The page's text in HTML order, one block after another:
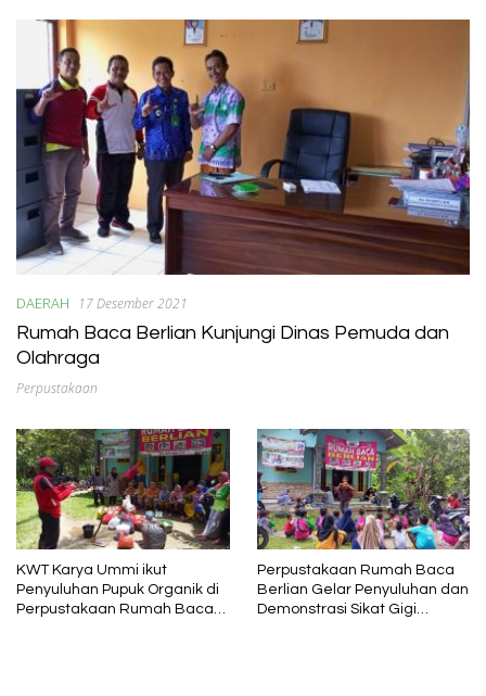
DAERAH 17 Desember 2021
Rumah Baca Berlian Kunjungi Dinas Pemuda dan
Olahraga
Perpustakaan
KWT Karya Ummi ikut
Penyuluhan Pupuk Organik di
Perpustakaan Rumah Baca
Perpustakaan Rumah Baca
Berlian Gelar Penyuluhan dan
Demonstrasi Sikat Gigi